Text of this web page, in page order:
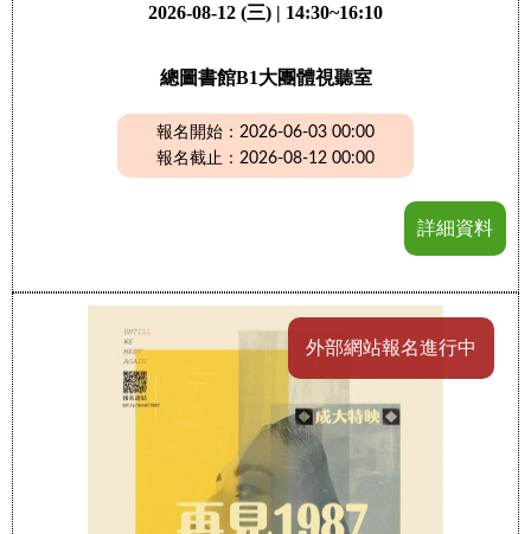
2026-08-12 (三) | 14:30~16:10
總圖書館B1大團體視聽室
報名開始：2026-06-03 00:00
報名截止：2026-08-12 00:00
詳細資料
外部網站報名進行中